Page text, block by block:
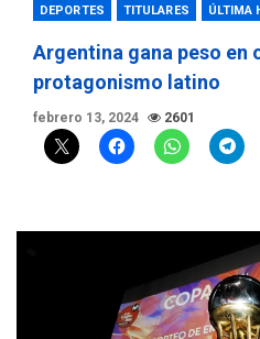
DEPORTES TITULARES ÚLTIMA
Argentina gana peso en
protagonismo latino
febrero 13, 2024 2601